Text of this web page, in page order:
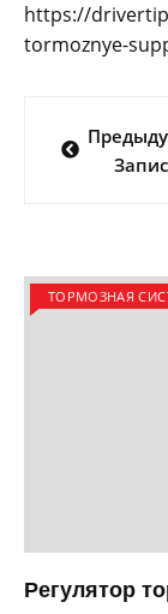
https://
tormoznye-
по
ТОРМОЗНАЯ
Регулятор